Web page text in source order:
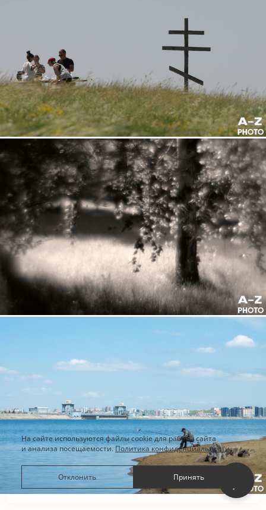
На сайте используются файлы cookie для работы сайта
и анализа посещаемости. Политика конфиденциальности
Отклонить Принять